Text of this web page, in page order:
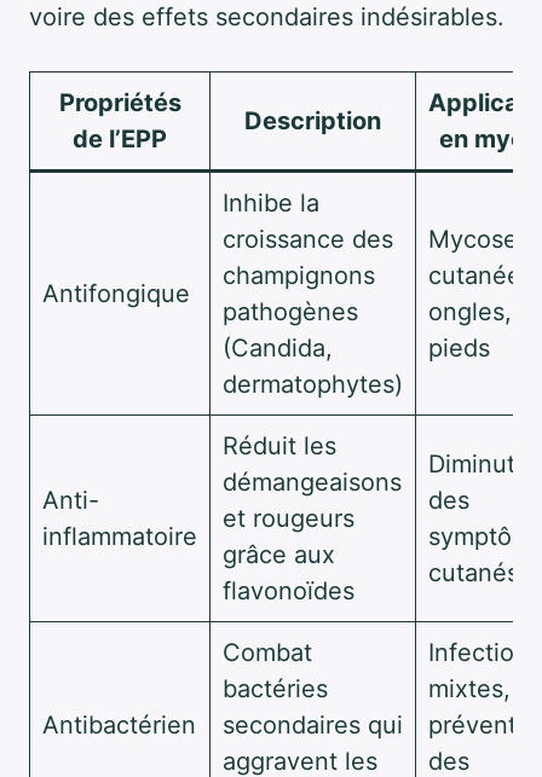
voire des effets secondaires indésirables.
Propriétés
de l’EPP
Description
en
Antifongique
Inhibe la
croissance des
champignons
pathogènes
(Candida,
dermatophytes)
Mycoses
cutanées,
ongles,
pieds
Anti-
inflammatoire
Réduit les
démangeaisons
et rougeurs
grâce aux
flavonoïdes
des
cutanés
Antibactérien
Combat
bactéries
secondaires qui
aggravent les
Infections
mixtes,
des